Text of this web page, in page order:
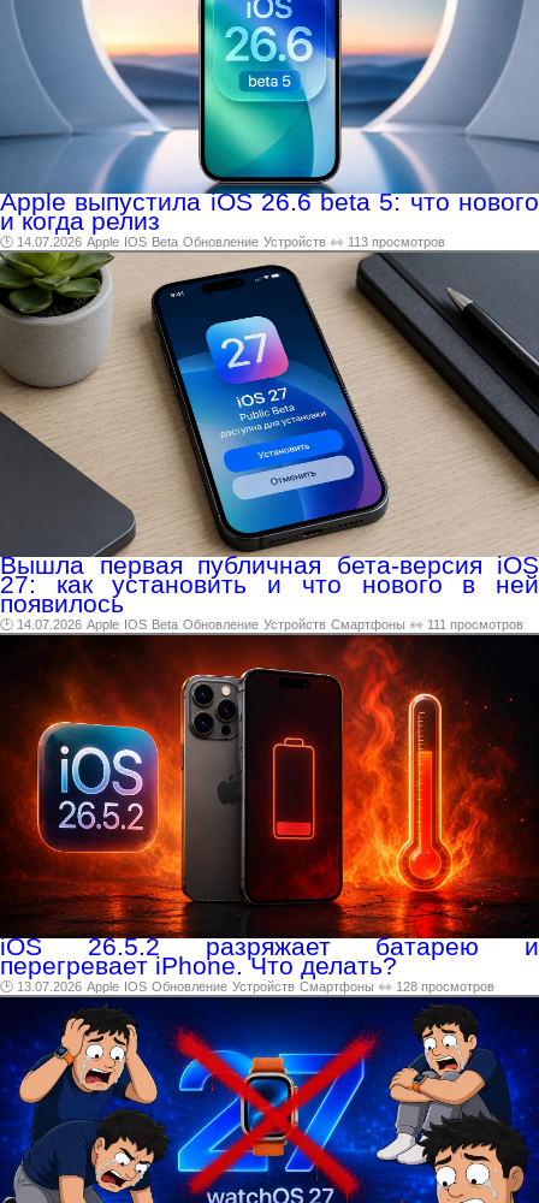
Apple выпустила iOS 26.6 beta 5: что нового
и когда релиз
🕑 14.07.2026 Apple IOS Beta Обновление Устройств 👀 113 просмотров
Вышла первая публичная бета-версия iOS
27: как установить и что нового в ней
появилось
🕑 14.07.2026 Apple IOS Beta Обновление Устройств Смартфоны 👀 111 просмотров
iOS 26.5.2 разряжает батарею и
перегревает iPhone. Что делать?
🕑 13.07.2026 Apple IOS Обновление Устройств Смартфоны 👀 128 просмотров